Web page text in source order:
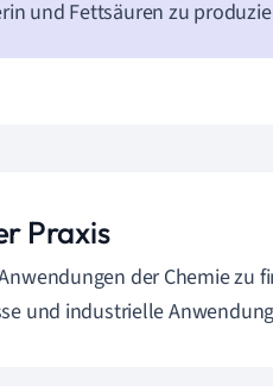
und Fettsäuren zu
Praxis
der Chemie zu
und industrielle